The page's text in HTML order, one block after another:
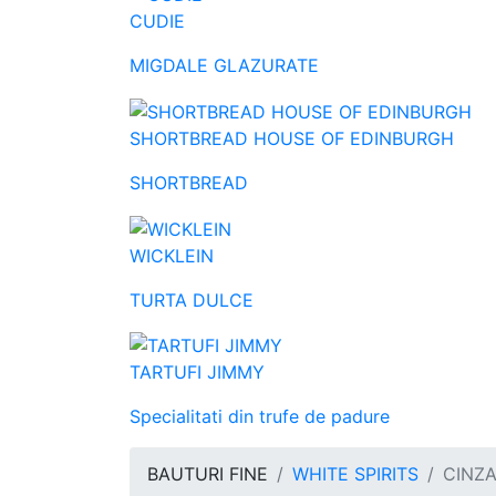
CUDIE
MIGDALE GLAZURATE
SHORTBREAD HOUSE OF EDINBURGH
SHORTBREAD
WICKLEIN
TURTA DULCE
TARTUFI JIMMY
Specialitati din trufe de padure
BAUTURI FINE WHITE SPIRITS